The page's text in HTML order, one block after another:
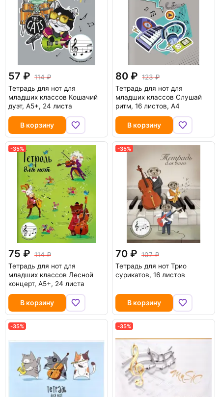
57
114
Тетрадь для нот для
младших классов Кошачий
дуэт, А5+, 24 листа
В корзину
80
123
Тетрадь для нот для
младших классов Слушай
ритм, 16 листов, А4
В корзину
-35%
75
114
Тетрадь для нот для
младших классов Лесной
концерт, А5+, 24 листа
В корзину
-35%
70
107
Тетрадь для нот Трио
сурикатов, 16 листов
В корзину
-35% -35%